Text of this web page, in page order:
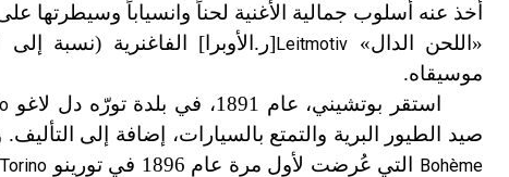
أخذ عنه أسلوب جمالية الأغنية لحناً وانسياباً وسيطرتها
«اللحن الدال» Leitmotiv[ر.الأوبرا] الفاغنرية (نسبة
موسيقاه.
استقر بوتشيني، عام 1891، في بلدة تورّه دل لاغو
صيد الطيور البرية والتمتع بالسيارات، إضافة إلى
Bohème
التي عُرضت لأول مرة عام 1896 في تورينو Torino